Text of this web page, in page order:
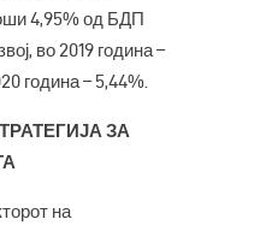
4,95% од БДП
во 2019 година –
година – 5,44%.
ЗА
на